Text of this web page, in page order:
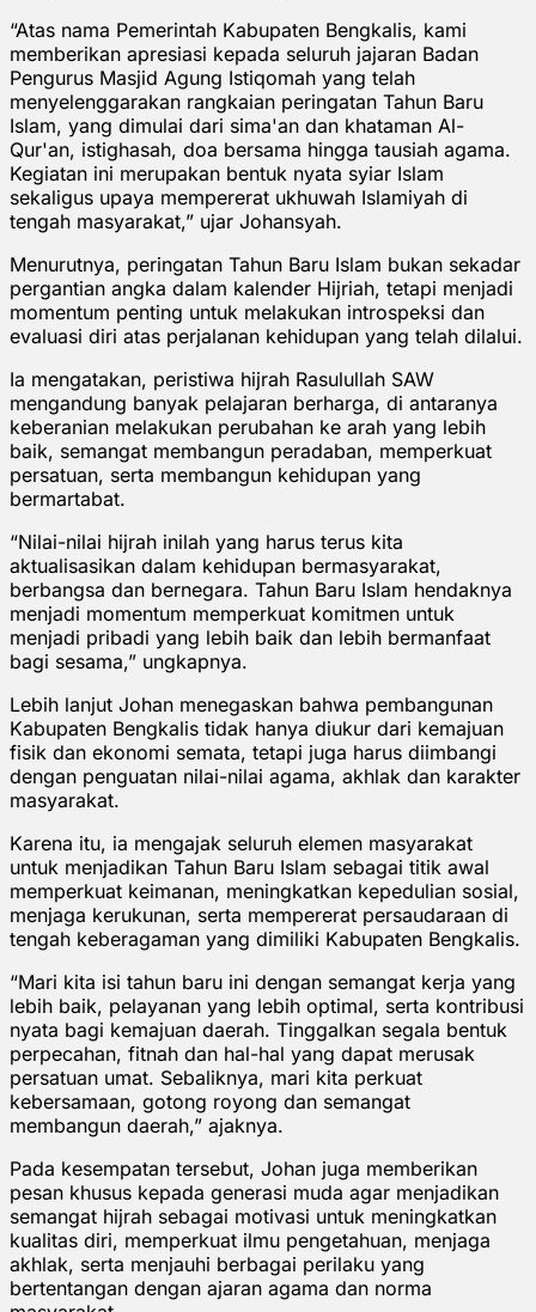
“Atas nama Pemerintah Kabupaten Bengkalis, kami
memberikan apresiasi kepada seluruh jajaran Badan
Pengurus Masjid Agung Istiqomah yang telah
menyelenggarakan rangkaian peringatan Tahun Baru
Islam, yang dimulai dari sima'an dan khataman Al-
Qur'an, istighasah, doa bersama hingga tausiah agama.
Kegiatan ini merupakan bentuk nyata syiar Islam
sekaligus upaya mempererat ukhuwah Islamiyah di
tengah masyarakat,” ujar Johansyah.
Menurutnya, peringatan Tahun Baru Islam bukan sekadar
pergantian angka dalam kalender Hijriah, tetapi menjadi
momentum penting untuk melakukan introspeksi dan
evaluasi diri atas perjalanan kehidupan yang telah dilalui.
Ia mengatakan, peristiwa hijrah Rasulullah SAW
mengandung banyak pelajaran berharga, di antaranya
keberanian melakukan perubahan ke arah yang lebih
baik, semangat membangun peradaban, memperkuat
persatuan, serta membangun kehidupan yang
bermartabat.
“Nilai-nilai hijrah inilah yang harus terus kita
aktualisasikan dalam kehidupan bermasyarakat,
berbangsa dan bernegara. Tahun Baru Islam hendaknya
menjadi momentum memperkuat komitmen untuk
menjadi pribadi yang lebih baik dan lebih bermanfaat
bagi sesama,” ungkapnya.
Lebih lanjut Johan menegaskan bahwa pembangunan
Kabupaten Bengkalis tidak hanya diukur dari kemajuan
fisik dan ekonomi semata, tetapi juga harus diimbangi
dengan penguatan nilai-nilai agama, akhlak dan karakter
masyarakat.
Karena itu, ia mengajak seluruh elemen masyarakat
untuk menjadikan Tahun Baru Islam sebagai titik awal
memperkuat keimanan, meningkatkan kepedulian sosial,
menjaga kerukunan, serta mempererat persaudaraan di
tengah keberagaman yang dimiliki Kabupaten Bengkalis.
“Mari kita isi tahun baru ini dengan semangat kerja yang
lebih baik, pelayanan yang lebih optimal, serta kontribusi
nyata bagi kemajuan daerah. Tinggalkan segala bentuk
perpecahan, fitnah dan hal-hal yang dapat merusak
persatuan umat. Sebaliknya, mari kita perkuat
kebersamaan, gotong royong dan semangat
membangun daerah,” ajaknya.
Pada kesempatan tersebut, Johan juga memberikan
pesan khusus kepada generasi muda agar menjadikan
semangat hijrah sebagai motivasi untuk meningkatkan
kualitas diri, memperkuat ilmu pengetahuan, menjaga
akhlak, serta menjauhi berbagai perilaku yang
bertentangan dengan ajaran agama dan norma